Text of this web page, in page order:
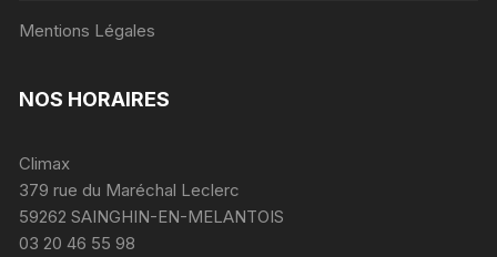
Mentions Légales
NOS HORAIRES
Climax
379 rue du Maréchal Leclerc
59262 SAINGHIN-EN-MELANTOIS
03 20 46 55 98